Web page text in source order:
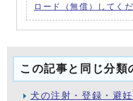
ロード（無償）してくだ
この記事と同じ分類
犬の注射・登録・避